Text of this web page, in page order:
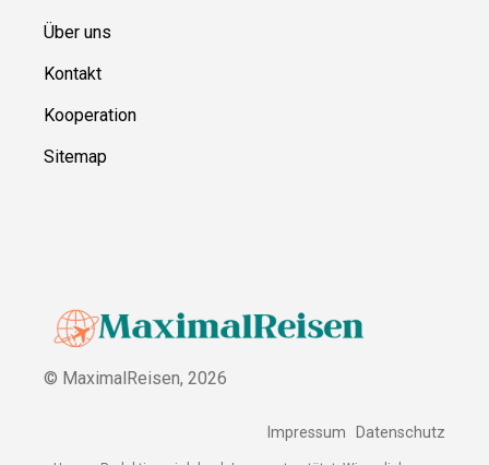
Über uns
Kontakt
Kooperation
Sitemap
© MaximalReisen, 2026
Impressum Datenschutz